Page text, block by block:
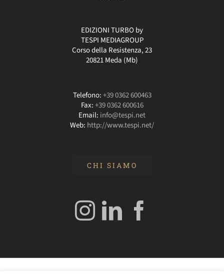
EDIZIONI TURBO by
TESPI MEDIAGROUP
Corso della Resistenza, 23
20821 Meda (Mb)
Telefono:+39 0362 600463
Fax:+39 0362 600616
Email: info@tespi.net
Web: http://www.tespi.net/
CHI SIAMO